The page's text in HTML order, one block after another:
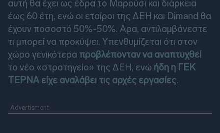
αυτή θα έχει ως έδρα το Μαρούσι και διάρκεια
έως 60 έτη, ενώ οι εταίροι της ΔΕΗ και Dimand θα
έχουν ποσοστό 50%-50%. Αρα, αντιλαμβάνεστε
τι μπορεί να προκύψει. Υπενθυμίζεται ότι στον
χώρο γενικότερα προβλέπονταν να αναπτυχθεί
το νέο «στρατηγείο» της ΔΕΗ, ενώ ήδη η ΓΕΚ
ΤΕΡΝΑ είχε αναλάβει τις αρχές εργασίες.